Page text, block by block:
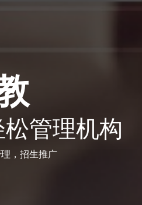
管理机构
，招生推广